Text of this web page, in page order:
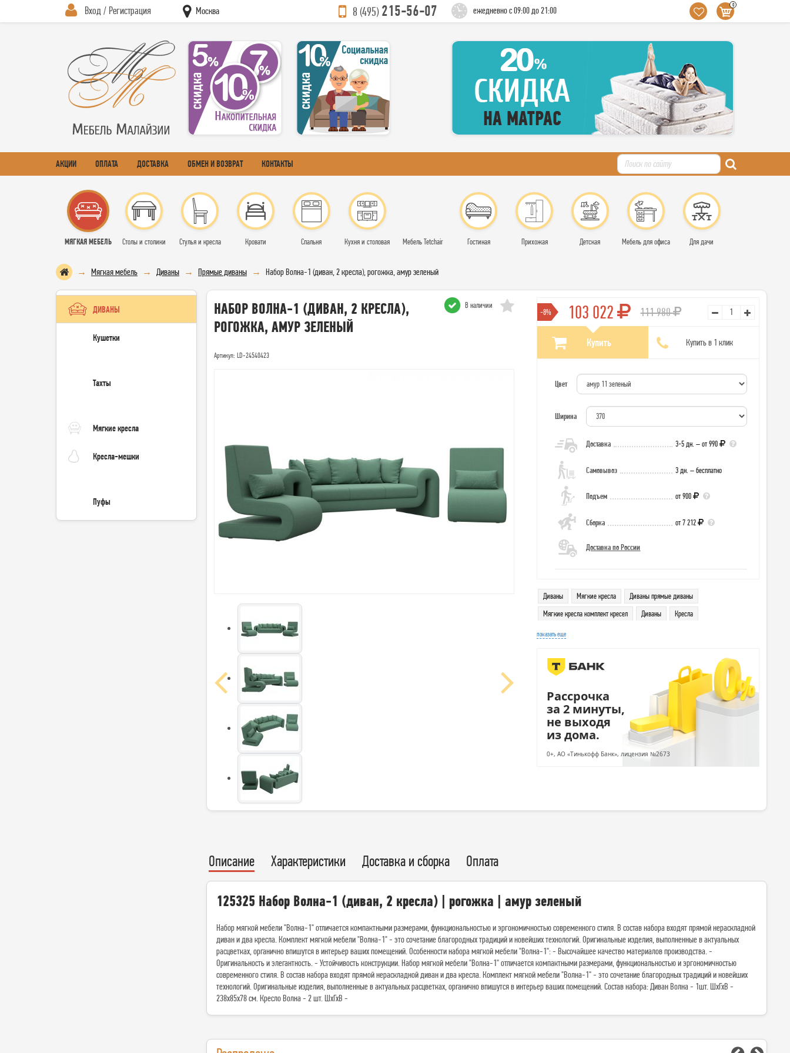
Вход / Регистрация Москва 8 (495)215-56-07 ежедневно с 09:00 до 21:00
0
АКЦИИ ОПЛАТА ДОСТАВКА ОБМЕН И ВОЗВРАТ КОНТАКТЫ
МЯГКАЯ МЕБЕЛЬ Столы и столики Стулья и кресла Кровати Спальня Кухня и столовая Мебель Tetchair Гостиная Прихожая Детская Мебель для офиса Для дачи
Мягкая мебель Диваны Прямые диваны Набор Волна-1 (диван, 2 кресла), рогожка, амур зеленый
ДИВАНЫ
Кушетки
Тахты
Мягкие кресла
Кресла-мешки
Пуфы
В наличии
НАБОР ВОЛНА-1 (ДИВАН, 2 КРЕСЛА),
РОГОЖКА, АМУР ЗЕЛЕНЫЙ
Артикул: LD-24540423
-8% 103 022 111 980
Купить Купить в 1 клик
Цвет
Ширина
Доставка 3-5 дн. – от 990
Самовывоз 3 дн. – бесплатно
Подъем от 900
Сборка от 7 212
Доставка по России
Диваны Мягкие кресла
Диваны прямые диваны
Мягкие кресла комплект кресел
Диваны
Кресла
Диваны прямые диваны
показать еще
Рассрочка
за 2 минуты,
не выходя
из дома.
0+, АО «Тинькофф Банк», лицензия №2673
Описание Характеристики Доставка и сборка Оплата
125325 Набор Волна-1 (диван, 2 кресла) | рогожка | амур зеленый
Набор мягкой мебели "Волна-1" отличается компактными размерами, функциональностью и эргономичностью современного стиля. В состав набора входят прямой нераскладной
диван и два кресла. Комплект мягкой мебели "Волна-1" - это сочетание благородных традиций и новейших технологий. Оригинальные изделия, выполненные в актуальных
расцветках, органично впишутся в интерьер ваших помещений. Особенности набора мягкой мебели "Волна-1": - Высочайшее качество материалов производства. -
Оригинальность и элегантность. - Устойчивость конструкции. Набор мягкой мебели "Волна-1" отличается компактными размерами, функциональностью и эргономичностью
современного стиля. В состав набора входят прямой нераскладной диван и два кресла. Комплект мягкой мебели "Волна-1" - это сочетание благородных традиций и новейших
технологий. Оригинальные изделия, выполненные в актуальных расцветках, органично впишутся в интерьер ваших помещений. Состав набора: Диван Волна - 1шт. ШхГхВ -
238х85х78 см. Кресло Волна - 2 шт. ШхГхВ -